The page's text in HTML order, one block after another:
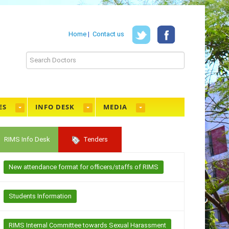
Home | Contact us
INFO DESK MEDIA
RIMS Info Desk Tenders
New attendance format for officers/staffs of RIMS
Students Information
RIMS Internal Committee towards Sexual Harassment